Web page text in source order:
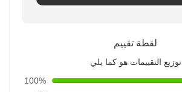
لقطة تقييم
توزيع التقييمات هو كما يلي
100%